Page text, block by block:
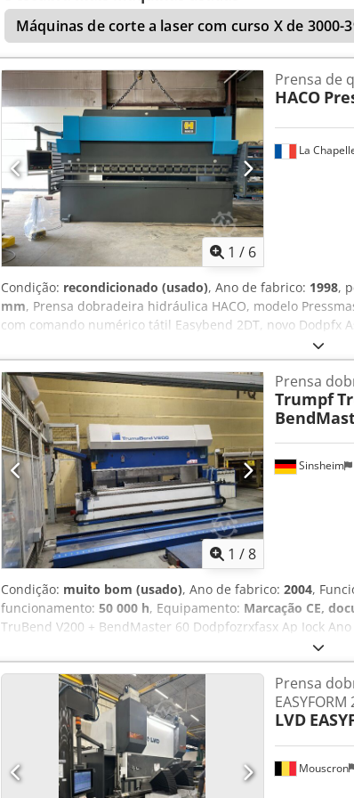
nos para mais informações. • Sistema de controlo: Durma
Dcjdszpbaujpfx Ap Isk • Pressão máxima: 295 kg/cm²
Peso da ferramenta superior: 173 kg • Peso da
Length 4050 mm
Máquinas de corte a laser com curso X de 3000-
1 / 6
La
Prensa de
HACO
Condição: recondicionado (usado), Ano de fabrico: 1998,
mm, Prensa dobradeira hidráulica HACO, modelo
com comando numérico tátil Easybend 2DT, novo Dodpfx
esferas Mesa de calibração manual 2 suportes dianteiros
europeias padrão.
1 /8
Sinsheim
Prensa
Trumpf
Condição: muito bom (usado), Ano de fabrico: 2004,
funcionamento: 50 000 h, Equipamento: Marcação CE,
TruBend V200 + BendMaster 60 Dodpfozrxfasx Ap Iock
2000 kN Curso máx.: 365 mm Pressão de operação máx.:
1 unidade B0106A0073 = TRB V200-6A 1 unidade de
plataforma móvel BendMaster, 14 metros, em
Mouscron
Prensa
LVD